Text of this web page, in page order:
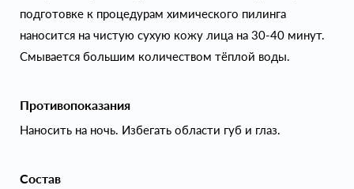
подготовке к процедурам химического пилинга
наносится на чистую сухую кожу лица на 30-40 минут.
Смывается большим количеством тёплой воды.
Противопоказания
Наносить на ночь. Избегать области губ и глаз.
Состав